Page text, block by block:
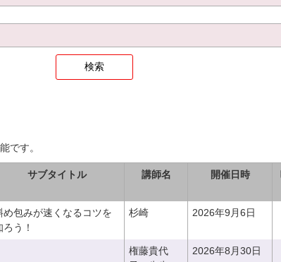
です。
サブタイトル 講師名 開催日時
め包みが速くなるコツを
ろう！
杉崎 2026年9月6日
権藤貴代
2026年8月30日